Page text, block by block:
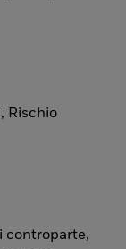
Rischio
controparte,